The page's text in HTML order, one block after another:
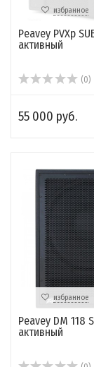
избранное
Peavey PVXp
активный
(0)
55 000 руб.
избранное
Peavey DM 118
активный